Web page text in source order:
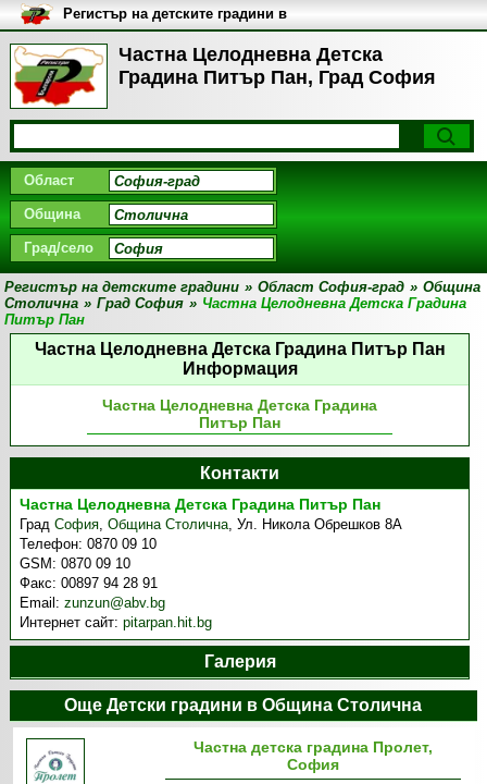
Частна Целодневна Детска
Градина Питър Пан, Град София
Регистър на детските градини в
България
Област
Община
Град/село
Регистър на детските градини » Област София-град » Община
Столична » Град София » Частна Целодневна Детска Градина
Питър Пан
Частна Целодневна Детска Градина Питър Пан
Информация
Частна Целодневна Детска Градина
Питър Пан
Контакти
Частна Целодневна Детска Градина Питър Пан
ГрадСофия,Община Столична,Ул. Никола Обрешков 8А
Телефон:0870 09 10
GSM:0870 09 10
Факс:00897 94 28 91
Email:zunzun@abv.bg
Интернет сайт:pitarpan.hit.bg
Галерия
Още Детски градини в Община Столична
Частна детска градина Пролет,
София